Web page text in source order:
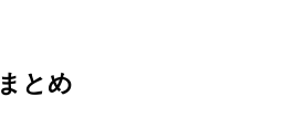
まとめ